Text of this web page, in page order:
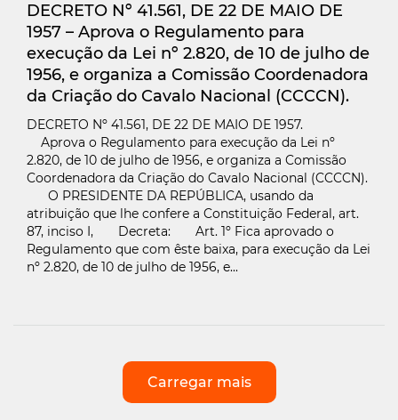
DECRETO Nº 41.561, DE 22 DE MAIO DE
1957 – Aprova o Regulamento para
execução da Lei nº 2.820, de 10 de julho de
1956, e organiza a Comissão Coordenadora
da Criação do Cavalo Nacional (CCCCN).
DECRETO Nº 41.561, DE 22 DE MAIO DE 1957.
Aprova o Regulamento para execução da Lei nº
2.820, de 10 de julho de 1956, e organiza a Comissão
Coordenadora da Criação do Cavalo Nacional (CCCCN).
O PRESIDENTE DA REPÚBLICA, usando da
atribuição que lhe confere a Constituição Federal, art.
87, inciso I, Decreta: Art. 1º Fica aprovado o
Regulamento que com êste baixa, para execução da Lei
nº 2.820, de 10 de julho de 1956, e...
Carregar mais